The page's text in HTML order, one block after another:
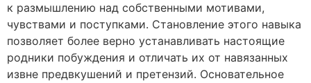
к размышлению над собственными мотивами,
чувствами и поступками. Становление этого навыка
позволяет более верно устанавливать настоящие
родники побуждения и отличать их от навязанных
извне предвкушений и претензий. Основательное